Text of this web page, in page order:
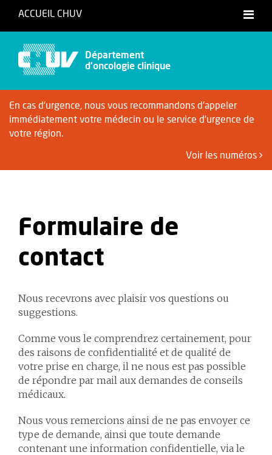
ACCUEIL CHUV
Département
d'oncologie clinique
En cas d'urgence, nous vous recommandons d'appeler
immédiatement votre médecin ou le service d'urgence de
votre région.
Voir les numéros
Formulaire de
contact
Nous recevrons avec plaisir vos questions ou
suggestions.
Comme vous le comprendrez certainement, pour
des raisons de confidentialité et de qualité de
votre prise en charge, il ne nous est pas possible
de répondre par mail aux demandes de conseils
médicaux.
Nous vous remercions ainsi de ne pas envoyer ce
type de demande, ainsi que toute demande
contenant une information confidentielle, via le